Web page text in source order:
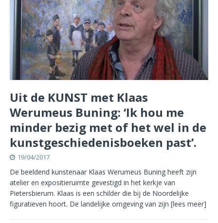
Uit de KUNST met Klaas
Werumeus Buning: ‘Ik hou me
minder bezig met of het wel in de
kunstgeschiedenisboeken past’.
19/04/2017
De beeldend kunstenaar Klaas Werumeus Buning heeft zijn
atelier en expositieruimte gevestigd in het kerkje van
Pietersbierum. Klaas is een schilder die bij de Noordelijke
figuratieven hoort. De landelijke omgeving van zijn [lees meer]